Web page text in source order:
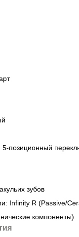
5-позиционный
зубов
Infinity R (Passive/
компоненты)